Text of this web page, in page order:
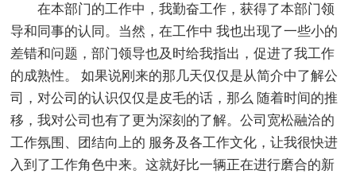
在本部门的工作中，我勤奋工作，获得了本部门领
导和同事的认同。当然，在工作中 我也出现了一些小的
差错和问题，部门领导也及时给我指出，促进了我工作
的成熟性。 如果说刚来的那几天仅仅是从简介中了解公
司，对公司的认识仅仅是皮毛的话，那么 随着时间的推
移，我对公司也有了更为深刻的了解。公司宽松融洽的
工作氛围、团结向上的 服务及各工作文化，让我很快进
入到了工作角色中来。这就好比一辆正在进行磨合的新